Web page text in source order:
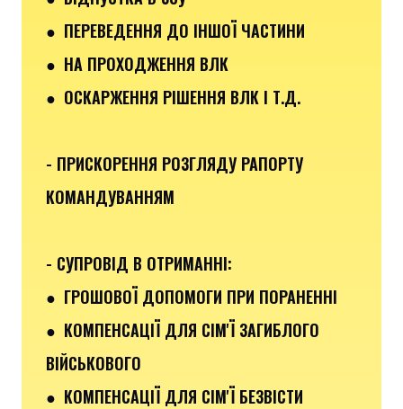
● ПЕРЕВЕДЕННЯ ДО ІНШОЇ ЧАСТИНИ
● НА ПРОХОДЖЕННЯ ВЛК
● ОСКАРЖЕННЯ РІШЕННЯ ВЛК І Т.Д.
- ПРИСКОРЕННЯ РОЗГЛЯДУ РАПОРТУ
КОМАНДУВАННЯМ
- СУПРОВІД В ОТРИМАННІ:
● ГРОШОВОЇ ДОПОМОГИ ПРИ ПОРАНЕННІ
● КОМПЕНСАЦІЇ ДЛЯ СІМ'Ї ЗАГИБЛОГО
ВІЙСЬКОВОГО
● КОМПЕНСАЦІЇ ДЛЯ СІМ'Ї БЕЗВІСТИ